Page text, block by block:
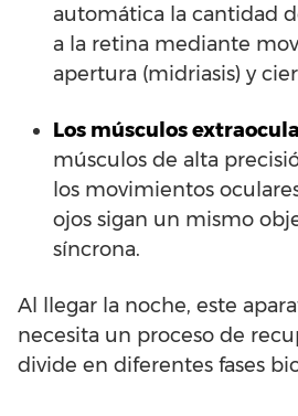
automática la cantidad
a la retina mediante
apertura (midriasis) y
Los músculos
músculos de alta
los movimientos
ojos sigan un mismo
síncrona.
Al llegar la noche, este
necesita un proceso de
divide en diferentes fases